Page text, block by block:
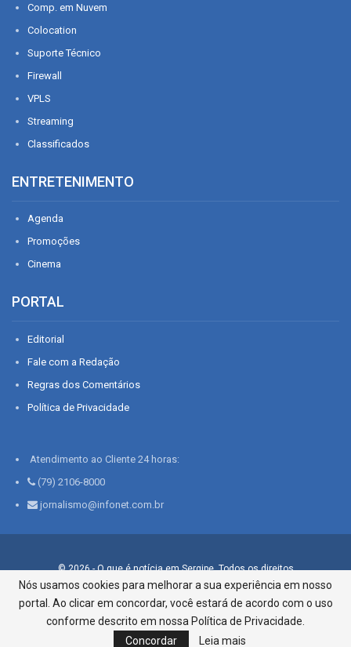
Comp. em Nuvem
Colocation
Suporte Técnico
Firewall
VPLS
Streaming
Classificados
ENTRETENIMENTO
Agenda
Promoções
Cinema
PORTAL
Editorial
Fale com a Redação
Regras dos Comentários
Política de Privacidade
Atendimento ao Cliente 24 horas:
(79) 2106-8000
jornalismo@infonet.com.br
© 2026 - O que é notícia em Sergipe. Todos os direitos
reservados.
Infonet - Rua Monsenhor Silveira 276, Bairro São José |
Aracaju-SE, CEP 49015-030, Fone: 79.2106.8000 - CI Centro de
Informações LTDA
Nós usamos cookies para melhorar a sua experiência em nosso
portal. Ao clicar em concordar, você estará de acordo com o uso
conforme descrito em nossa Política de Privacidade.
Concordar
Leia mais